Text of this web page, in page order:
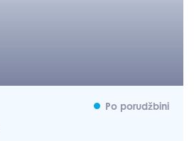
Po porudžbini